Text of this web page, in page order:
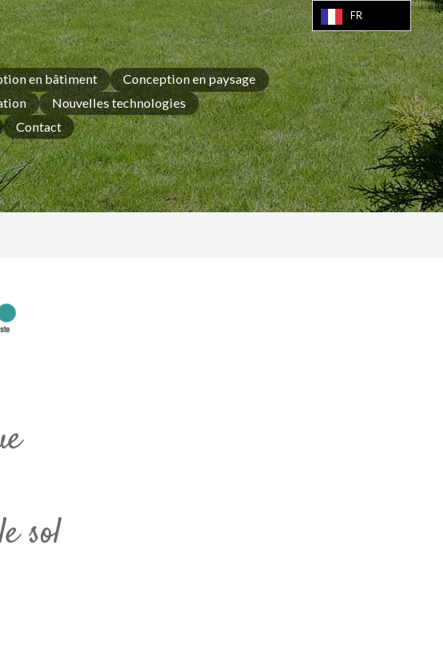
en bâtiment
Conception en paysage
Nouvelles technologies
Contact
sol
FR